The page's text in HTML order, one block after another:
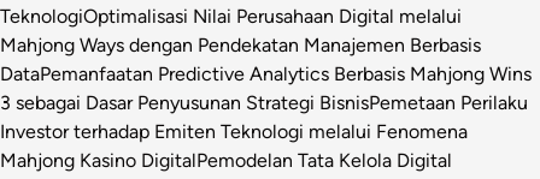
TeknologiOptimalisasi Nilai Perusahaan Digital melalui
Mahjong Ways dengan Pendekatan Manajemen Berbasis
DataPemanfaatan Predictive Analytics Berbasis Mahjong Wins
3 sebagai Dasar Penyusunan Strategi BisnisPemetaan Perilaku
Investor terhadap Emiten Teknologi melalui Fenomena
Mahjong Kasino DigitalPemodelan Tata Kelola Digital